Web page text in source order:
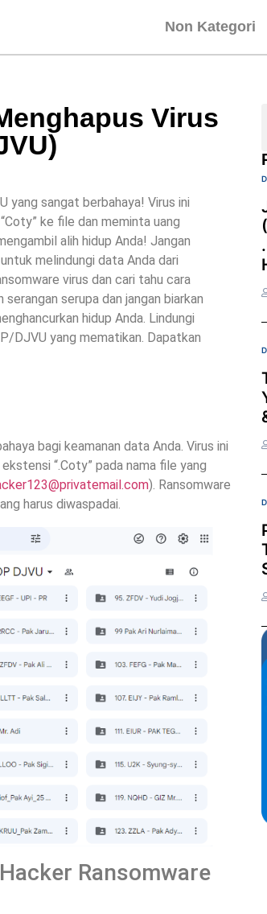
Non Kategori
Virus
yang sangat berbahaya! Virus ini
ke file dan meminta uang
alih hidup Anda! Jangan
melindungi data Anda dari
virus dan cari tahu cara
serupa dan jangan biarkan
hidup Anda. Lindungi
DJVU yang mematikan. Dapatkan
bagi keamanan data Anda. Virus ini
“.Coty” pada nama file yang
). Ransomware
harus diwaspadai.
Ransomware